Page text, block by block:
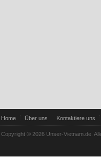
Home Über uns Kontaktiere uns
Copyright © 2026 Unser-Vietnam.de.